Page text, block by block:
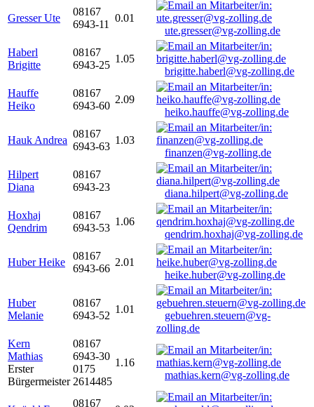
Gresser Ute
08167
6943-11
0.01
ute.gresser@vg-zolling.de
Haberl
Brigitte
08167
6943-25
1.05
brigitte.haberl@vg-zolling.de
Hauffe
Heiko
08167
6943-60
2.09
heiko.hauffe@vg-zolling.de
Hauk Andrea
08167
6943-63
1.03
finanzen@vg-zolling.de
Hilpert
Diana
08167
6943-23
diana.hilpert@vg-zolling.de
Hoxhaj
Qendrim
08167
6943-53
1.06
qendrim.hoxhaj@vg-zolling.de
Huber Heike
08167
6943-66
2.01
heike.huber@vg-zolling.de
Huber
Melanie
08167
6943-52
1.01
gebuehren.steuern@vg-
zolling.de
Kern
Mathias
Erster
Bürgermeister
08167
6943-30
0175
2614485
1.16
mathias.kern@vg-zolling.de
08167